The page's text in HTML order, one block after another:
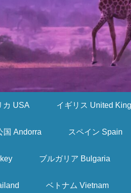
カ USA イギリス United
国 Andorra スペイン Spain
ブルガリア Bulgaria
ベトナム Vietnam